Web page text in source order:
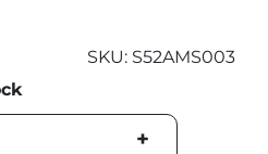
SKU: S52AMS003
+